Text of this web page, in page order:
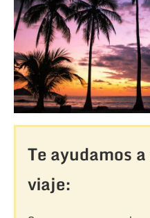
Te ayudamos
viaje: